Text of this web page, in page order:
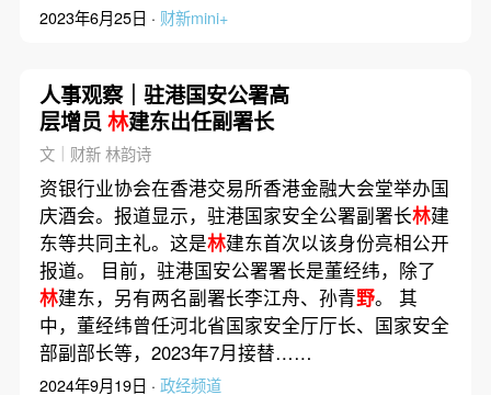
2023年6月25日 · 财新mini+
人事观察｜驻港国安公署高
层增员林建东出任副署长
文｜财新 林韵诗
资银行业协会在香港交易所香港金融大会堂举办国
庆酒会。报道显示，驻港国家安全公署副署长林建
东等共同主礼。这是林建东首次以该身份亮相公开
报道。 目前，驻港国安公署署长是董经纬，除了
林建东，另有两名副署长李江舟、孙青野。 其
中，董经纬曾任河北省国家安全厅厅长、国家安全
部副部长等，2023年7月接替……
2024年9月19日 · 政经频道